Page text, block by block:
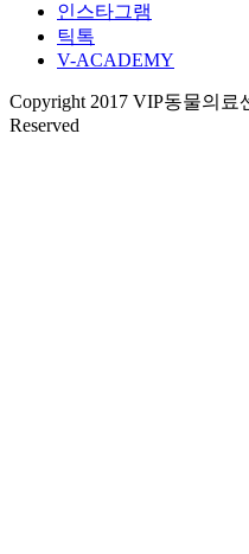
인스타그램
틱톡
V-ACADEMY
Copyright 2017 VIP동물의
Reserved